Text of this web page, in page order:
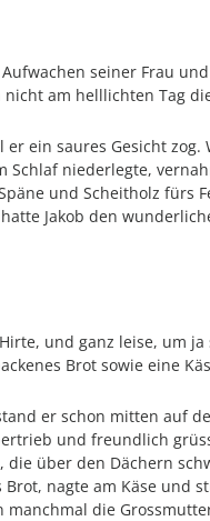
seiner Frau
am helllichten Tag
er ein saures Gesicht
Schlaf niederlegte,
und Scheitholz fürs
Jakob den
und ganz leise, um
Brot sowie eine
er schon mitten auf
und freundlich
die über den Dächern
nagte am Käse und
die